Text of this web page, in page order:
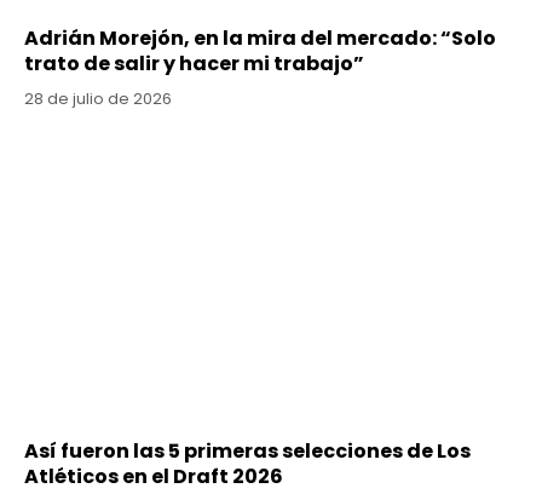
Adrián Morejón, en la mira del mercado: “Solo
trato de salir y hacer mi trabajo”
28 de julio de 2026
Así fueron las 5 primeras selecciones de Los
Atléticos en el Draft 2026